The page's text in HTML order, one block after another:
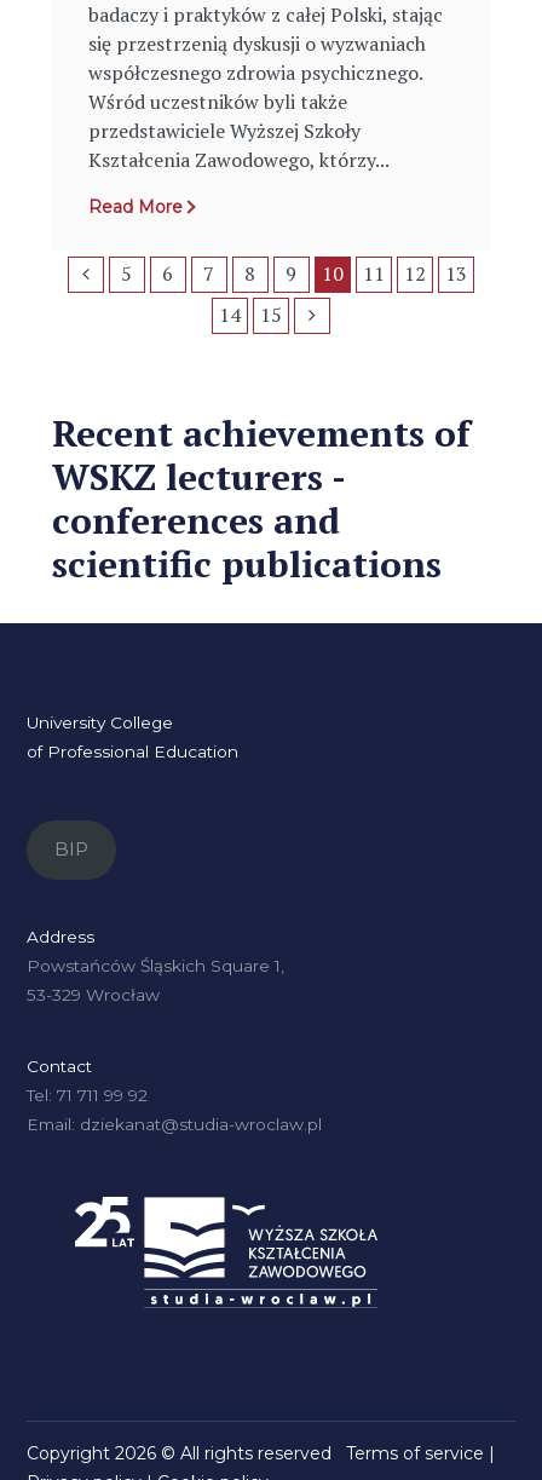
badaczy i praktyków z całej Polski, stając
się przestrzenią dyskusji o wyzwaniach
współczesnego zdrowia psychicznego.
Wśród uczestników byli także
przedstawiciele Wyższej Szkoły
Kształcenia Zawodowego, którzy...
Read More
5 6 7 8 9 10 11 12
13
14
15
Recent achievements of
WSKZ lecturers -
conferences and
scientific publications
University College
of Professional Education
BIP
Address
Powstańców Śląskich Square 1,
53-329 Wrocław
Contact
Tel: 71 711 99 92
Email: dziekanat@studia-wroclaw.pl
Copyright 2026 © All rights reservedTerms of service |